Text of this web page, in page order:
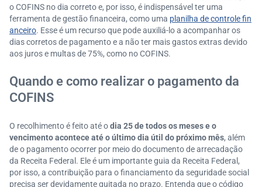
o COFINS no dia correto e, por isso, é indispensável ter uma
ferramenta de gestão financeira, como uma planilha de controle fin
anceiro. Esse é um recurso que pode auxiliá-lo a acompanhar os
dias corretos de pagamento e a não ter mais gastos extras devido
aos juros e multas de 75%, como no COFINS.
Quando e como realizar o pagamento da
COFINS
O recolhimento é feito até odia 25 de todos os meses e o
vencimento acontece até o último dia útil do próximo mês, além
de o pagamento ocorrer por meio do documento de arrecadação
da Receita Federal. Ele é um importante guia da Receita Federal,
por isso, a contribuição para o financiamento da seguridade social
precisa ser devidamente quitada no prazo. Entenda que o código